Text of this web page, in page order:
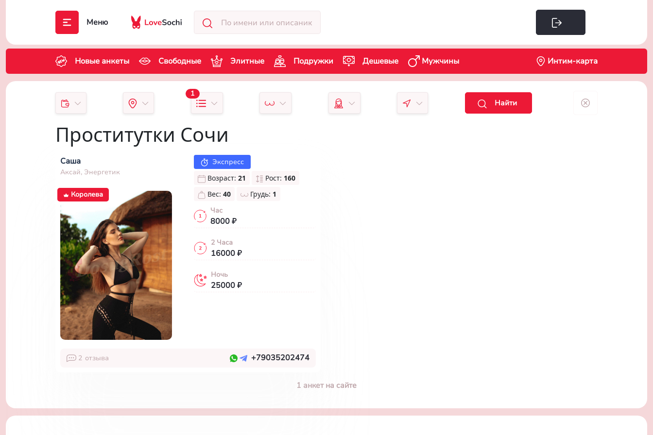
Меню
Новые анкеты Свободные Элитные Подружки Дешевые Мужчины Интим-карта
1
Найти
Проститутки Сочи
Саша
Аксай, Энергетик
Королева
Экспресс
Возраст: 21 Рост: 160
Вес: 40 Грудь: 1
Час
8000 ₽
2 Часа
16000 ₽
Ночь
25000 ₽
2 отзыва +79035202474
1 анкет на сайте